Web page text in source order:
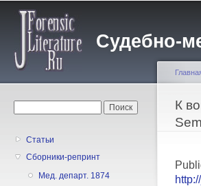
Судебно-
Статьи
Сборники-репринт
Мед. департ. 1874
Вы
К